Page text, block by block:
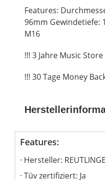
Features:
96mm Gewindetiefe:
M16
!!! 3 Jahre Music
!!! 30 Tage Money
Features:
Hersteller:
Tüv zertifiziert: Ja